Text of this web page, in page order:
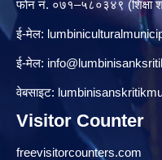
फोन नं. ०७१–५८०३४९ (शिक्षा
ई-मेल:
ई-मेल:
वेबसाइट:
Visitor Counter
freevisitorcounters.com